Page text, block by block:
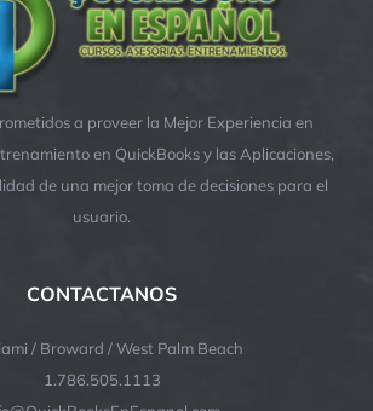
a proveer la Mejor Experiencia en
en QuickBooks y las Aplicaciones,
de una mejor toma de decisiones para el
usuario.
CONTACTANOS
/ Broward / West Palm Beach
1.786.505.1113